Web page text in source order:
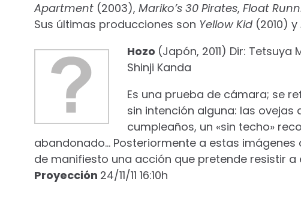
Apartment (2003), Mariko’s 30 Pirates, Float
Sus últimas producciones son Yellow Kid(2010) y
Hozo (Japón, 2011) Dir: Tetsuya
Shinji Kanda
Es una prueba de cámara; se
sin intención alguna: las ovejas
cumpleaños, un «sin techo»
abandonado… Posteriormente a estas
de manifiesto una acción que pretende resistir
Proyección 24/11/11 16:10h